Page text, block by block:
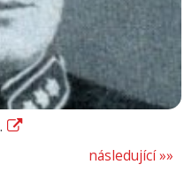
následující »»